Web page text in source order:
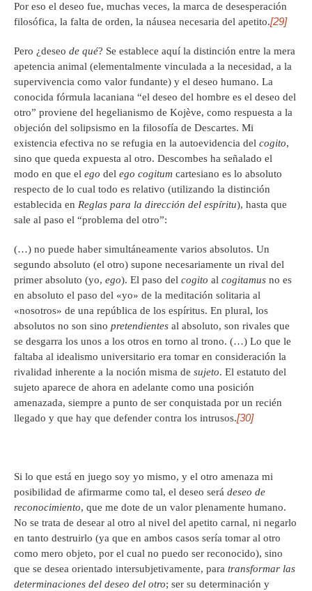
Por eso el deseo fue, muchas veces, la marca de desesperación
filosófica, la falta de orden, la náusea necesaria del apetito.[29]
Pero ¿deseo de qué? Se establece aquí la distinción entre la mera
apetencia animal (elementalmente vinculada a la necesidad, a la
supervivencia como valor fundante) y el deseo humano. La
conocida fórmula lacaniana “el deseo del hombre es el deseo del
otro” proviene del hegelianismo de Kojève, como respuesta a la
objeción del solipsismo en la filosofía de Descartes. Mi
existencia efectiva no se refugia en la autoevidencia del cogito,
sino que queda expuesta al otro. Descombes ha señalado el
modo en que el ego del ego cogitum cartesiano es lo absoluto
respecto de lo cual todo es relativo (utilizando la distinción
establecida en Reglas para la dirección del espíritu), hasta que
sale al paso el “problema del otro”:
(…) no puede haber simultáneamente varios absolutos. Un
segundo absoluto (el otro) supone necesariamente un rival del
primer absoluto (yo, ego). El paso del cogito al cogitamus no es
en absoluto el paso del «yo» de la meditación solitaria al
«nosotros» de una república de los espíritus. En plural, los
absolutos no son sino pretendientes al absoluto, son rivales que
se desgarra los unos a los otros en torno al trono. (…) Lo que le
faltaba al idealismo universitario era tomar en consideración la
rivalidad inherente a la noción misma de sujeto. El estatuto del
sujeto aparece de ahora en adelante como una posición
amenazada, siempre a punto de ser conquistada por un recién
llegado y que hay que defender contra los intrusos.[30]
Si lo que está en juego soy yo mismo, y el otro amenaza mi
posibilidad de afirmarme como tal, el deseo será deseo de
reconocimiento, que me dote de un valor plenamente humano.
No se trata de desear al otro al nivel del apetito carnal, ni negarlo
en tanto destruirlo (ya que en ambos casos sería tomar al otro
como mero objeto, por el cual no puedo ser reconocido), sino
que se desea orientado intersubjetivamente, para transformar las
determinaciones del deseo del otro; ser su determinación y